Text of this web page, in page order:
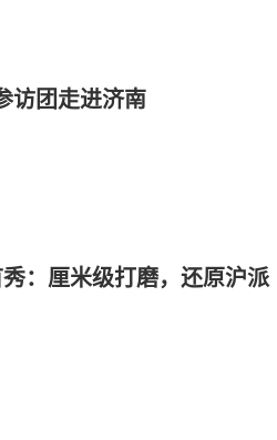
访团走进济南
：厘米级打磨，还原沪派